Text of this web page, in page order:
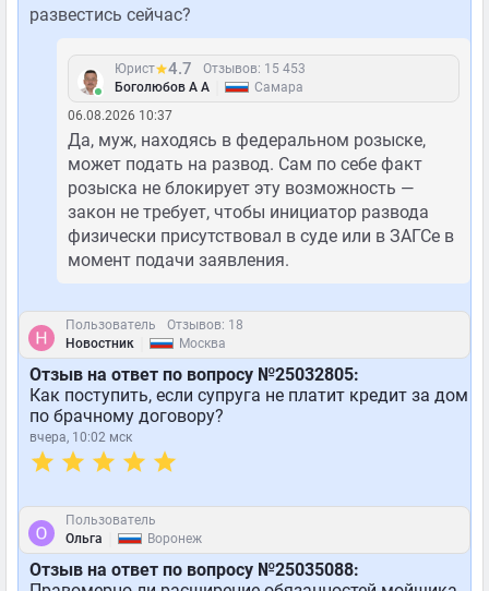
развестись сейчас?
Юрист 4.7
Отзывов: 15 453
Боголюбов А А
Самара
06.08.2026 10:37
Да, муж, находясь в федеральном розыске,
может подать на развод. Сам по себе факт
розыска не блокирует эту возможность —
закон не требует, чтобы инициатор развода
физически присутствовал в суде или в ЗАГСе в
момент подачи заявления.
Пользователь
Отзывов: 18
Новостник
Москва
Отзыв на ответ по вопросу №25032805:
Как поступить, если супруга не платит кредит за дом
по брачному договору?
вчера, 10:02 мск
Пользователь
Ольга
Воронеж
Отзыв на ответ по вопросу №25035088: